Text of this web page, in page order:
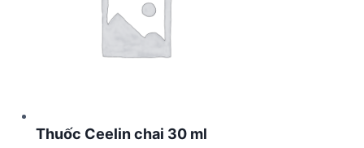
Thuốc Ceelin chai 30 ml